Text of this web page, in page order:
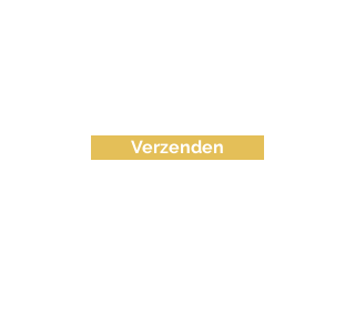
Verzenden